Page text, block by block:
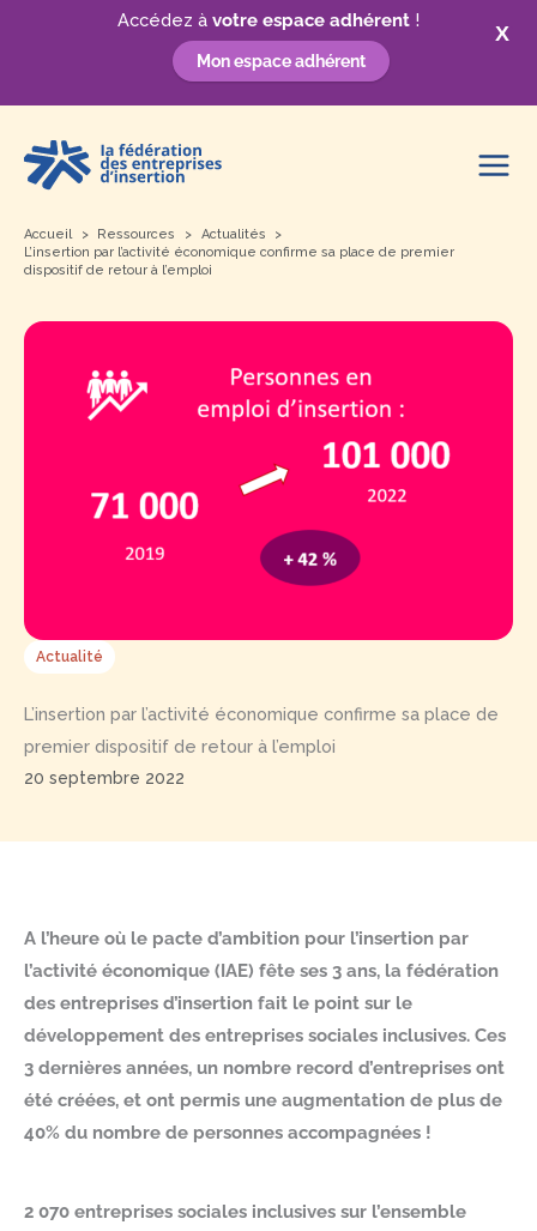
X
Accédez à votre espace adhérent !
Mon espace adhérent
contenu
Accueil Ressources
Actualités
L’insertion par l’activité économique confirme sa place de premier
dispositif de retour à l’emploi
Actualité
L’insertion par l’activité économique confirme sa place de
premier dispositif de retour à l’emploi
20 septembre 2022
A l’heure où le pacte d’ambition pour l’insertion par
l’activité économique (IAE) fête ses 3 ans, la fédération
des entreprises d’insertion fait le point sur le
développement des entreprises sociales inclusives. Ces
3 dernières années, un nombre record d’entreprises ont
été créées, et ont permis une augmentation de plus de
40% du nombre de personnes accompagnées !
2 070 entreprises sociales inclusives sur l’ensemble